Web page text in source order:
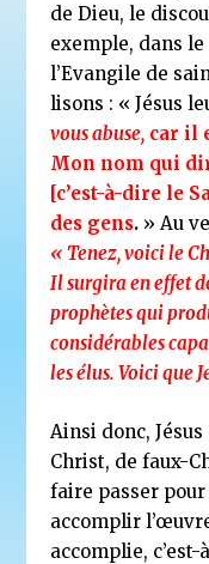
de Dieu, le
exemple, dans
l’Evangile de
lisons : « Jésus
vous abuse, car il
Mon nom qui
[c’est-à-dire le
des gens. » Au
« Tenez, voici le
Il surgira en effet
prophètes qui
considérables
les élus. Voici que
Ainsi donc,
Christ, de faux-
faire passer pour
accomplir
accomplie,